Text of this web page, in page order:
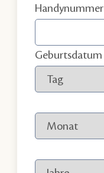
Handynummer
Geburtsdatum